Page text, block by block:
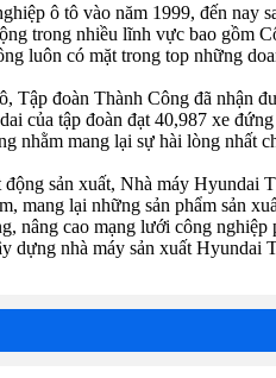
ô tô vào năm 1999, đến nay
trong nhiều lĩnh vực bao gồm
luôn có mặt trong top những
Tập đoàn Thành Công đã nhận
của tập đoàn đạt 40,987 xe
nhằm mang lại sự hài lòng nhất
sản xuất, Nhà máy Hyundai
mang lại những sản phẩm sản
nâng cao mạng lưới công
dựng nhà máy sản xuất